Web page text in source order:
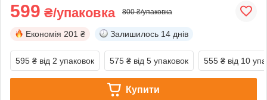
599 ₴/упаковка 800 ₴/упаковка
Економія 201 ₴ Залишилось 14 днів
595 ₴ від 2 упаковок 575 ₴ від 5 упаковок 555 ₴ від 10
Купити